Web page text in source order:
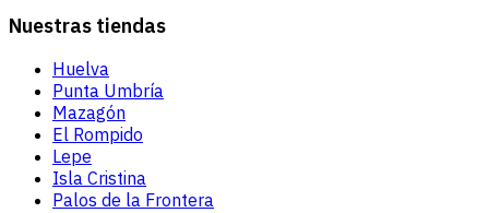
Nuestras tiendas
Huelva
Punta Umbría
Mazagón
El Rompido
Lepe
Isla Cristina
Palos de la Frontera